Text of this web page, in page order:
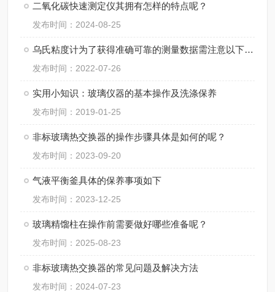
二氧化碳快速测定仪其拥有怎样的特点呢？
发布时间：2024-08-25
乌氏粘度计为了获得准确可靠的测量数据需注意以下几点
发布时间：2022-07-26
实用小知识：玻璃仪器的基本操作及洗涤保养
发布时间：2019-01-25
非标玻璃热交换器的操作步骤具体是如何的呢？
发布时间：2023-09-20
气液平衡釜具体的保养事项如下
发布时间：2023-12-25
玻璃精馏柱在操作前需要做好哪些准备呢？
发布时间：2025-08-23
非标玻璃热交换器的常见问题及解决方法
发布时间：2024-07-23